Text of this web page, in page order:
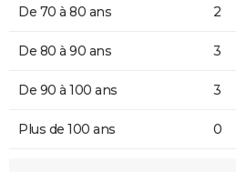
De 70 à 80 ans 2
De 80 à 90 ans 3
De 90 à 100 ans 3
Plus de 100 ans 0